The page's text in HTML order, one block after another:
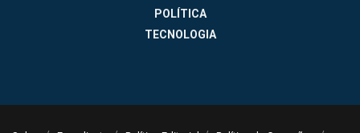
POLÍTICA
TECNOLOGIA